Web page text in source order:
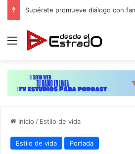
Menú
Inicio / Estilo de vida
Estilo de vida Portada